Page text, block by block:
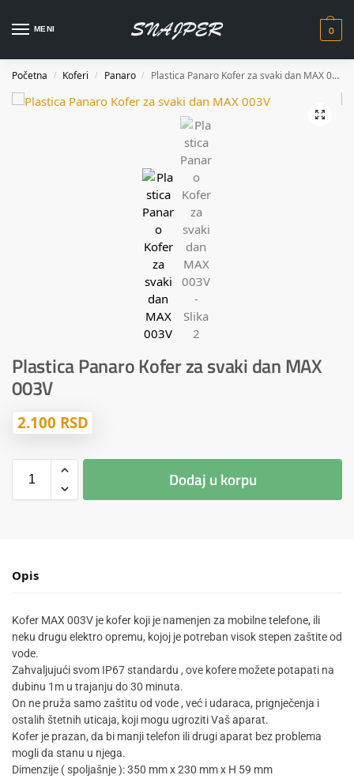
MENI 0
Početna / Koferi / Panaro / Plastica Panaro Kofer za svaki dan MAX 003V
Plastica Panaro Kofer za svaki dan MAX
003V
2.100 RSD
Dodaj u korpu
Opis
Kofer MAX 003V je kofer koji je namenjen za mobilne telefone, ili
neku drugu elektro opremu, kojoj je potreban visok stepen zaštite od
vode.
Zahvaljujući svom IP67 standardu , ove kofere možete potapati na
dubinu 1m u trajanju do 30 minuta.
On ne pruža samo zaštitu od vode , već i udaraca, prignječenja i
ostalih štetnih uticaja, koji mogu ugroziti Vaš aparat.
Kofer je prazan, da bi manji telefon ili drugi aparat bez problema
mogli da stanu u njega.
Dimenzije ( spoljašnje ): 350 mm x 230 mm x H 59 mm